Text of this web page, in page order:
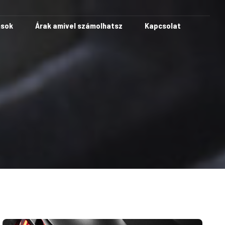
Árak amivel számolhatsz Kapcsolat